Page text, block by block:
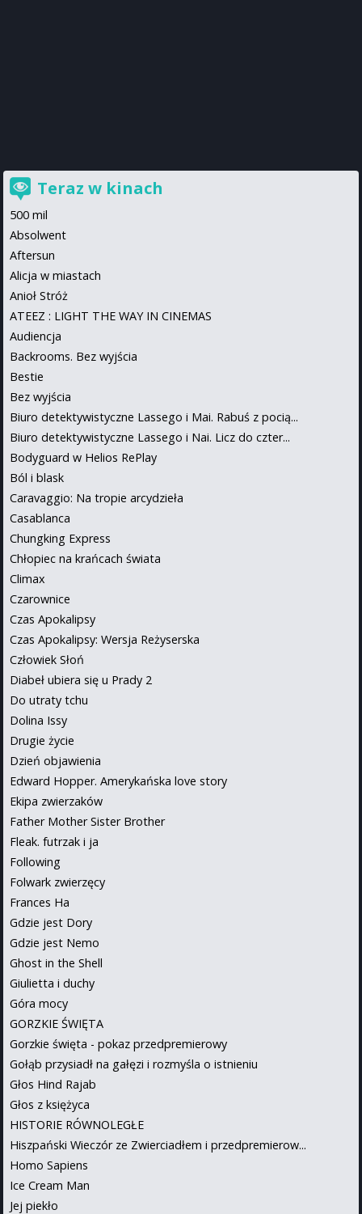
Teraz w kinach
500 mil
Absolwent
Aftersun
Alicja w miastach
Anioł Stróż
ATEEZ : LIGHT THE WAY IN CINEMAS
Audiencja
Backrooms. Bez wyjścia
Bestie
Bez wyjścia
Biuro detektywistyczne Lassego i Mai. Rabuś z pocią...
Biuro detektywistyczne Lassego i Nai. Licz do czter...
Bodyguard w Helios RePlay
Ból i blask
Caravaggio: Na tropie arcydzieła
Casablanca
Chungking Express
Chłopiec na krańcach świata
Climax
Czarownice
Czas Apokalipsy
Czas Apokalipsy: Wersja Reżyserska
Człowiek Słoń
Diabeł ubiera się u Prady 2
Do utraty tchu
Dolina Issy
Drugie życie
Dzień objawienia
Edward Hopper. Amerykańska love story
Ekipa zwierzaków
Father Mother Sister Brother
Fleak. futrzak i ja
Following
Folwark zwierzęcy
Frances Ha
Gdzie jest Dory
Gdzie jest Nemo
Ghost in the Shell
Giulietta i duchy
Góra mocy
GORZKIE ŚWIĘTA
Gorzkie święta - pokaz przedpremierowy
Gołąb przysiadł na gałęzi i rozmyśla o istnieniu
Głos Hind Rajab
Głos z księżyca
HISTORIE RÓWNOLEGŁE
Hiszpański Wieczór ze Zwierciadłem i przedpremierow...
Homo Sapiens
Ice Cream Man
Jej piekło